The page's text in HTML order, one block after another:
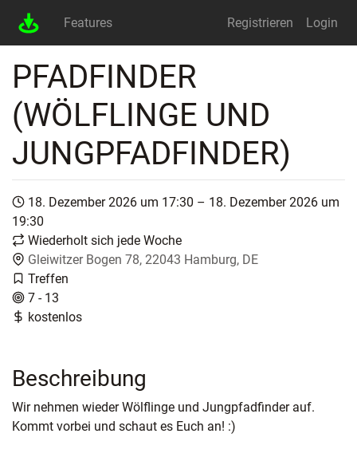
Features Registrieren Login
PFADFINDER
(WÖLFLINGE UND
JUNGPFADFINDER)
18. Dezember 2026 um 17:30 – 18. Dezember 2026 um
19:30
Wiederholt sich jede Woche
Gleiwitzer Bogen 78, 22043 Hamburg, DE
Treffen
7 - 13
kostenlos
Beschreibung
Wir nehmen wieder Wölflinge und Jungpfadfinder auf.
Kommt vorbei und schaut es Euch an! :)